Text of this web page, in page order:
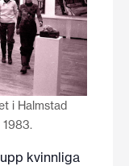
i Halmstad
1983.
kvinnliga